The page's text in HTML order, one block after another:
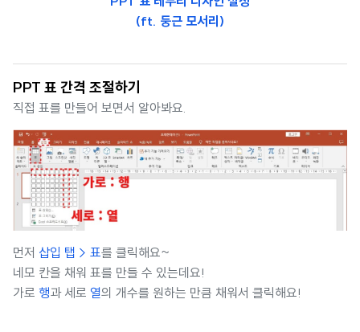
(ft. 둥근 모서리)
PPT 표 간격 조절하기
직접 표를 만들어 보면서 알아봐요.
먼저 삽입 탭 > 표를 클릭해요~
네모 칸을 채워 표를 만들 수 있는데요!
가로 행과 세로 열의 개수를 원하는 만큼 채워서 클릭해요!